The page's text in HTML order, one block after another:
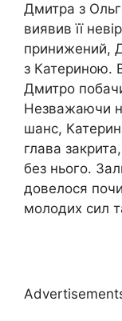
Дмитра з
виявив її
принижений,
з Катериною.
Дмитро
Незважаючи
шанс,
глава
без нього.
довелося
молодих сил